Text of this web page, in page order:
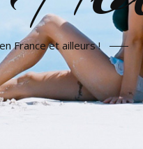
France et ailleurs !